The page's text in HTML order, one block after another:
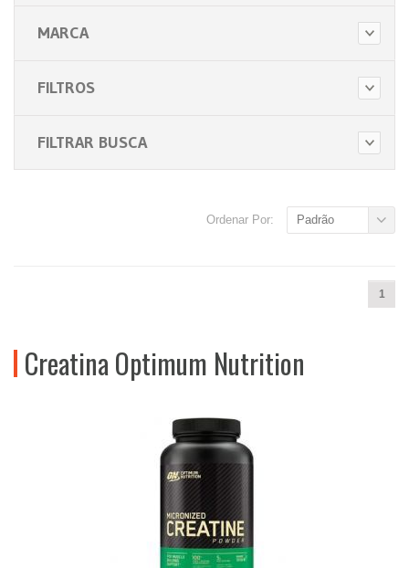
MARCA
FILTROS
FILTRAR BUSCA
Ordenar Por: Padrão
1
Creatina Optimum Nutrition